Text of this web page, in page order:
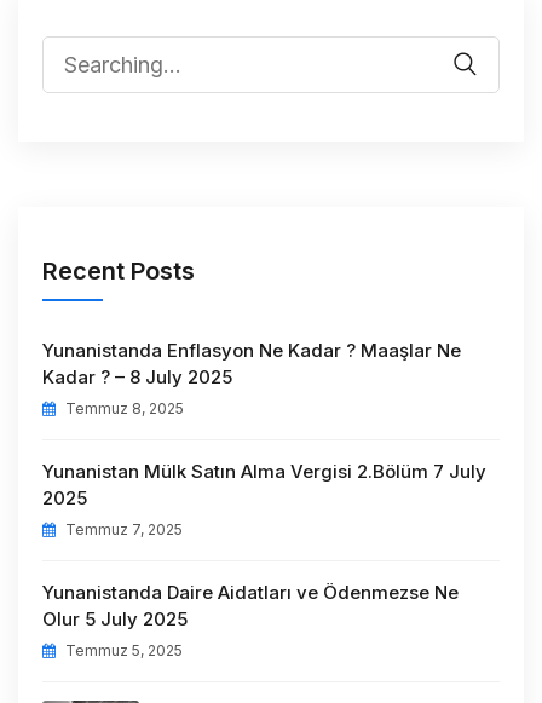
Recent Posts
Yunanistanda Enflasyon Ne Kadar ? Maaşlar Ne
Kadar ? – 8 July 2025
Temmuz 8, 2025
Yunanistan Mülk Satın Alma Vergisi 2.Bölüm 7 July
2025
Temmuz 7, 2025
Yunanistanda Daire Aidatları ve Ödenmezse Ne
Olur 5 July 2025
Temmuz 5, 2025